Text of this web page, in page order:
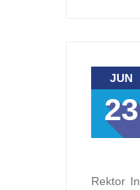
JUN
23
Rektor